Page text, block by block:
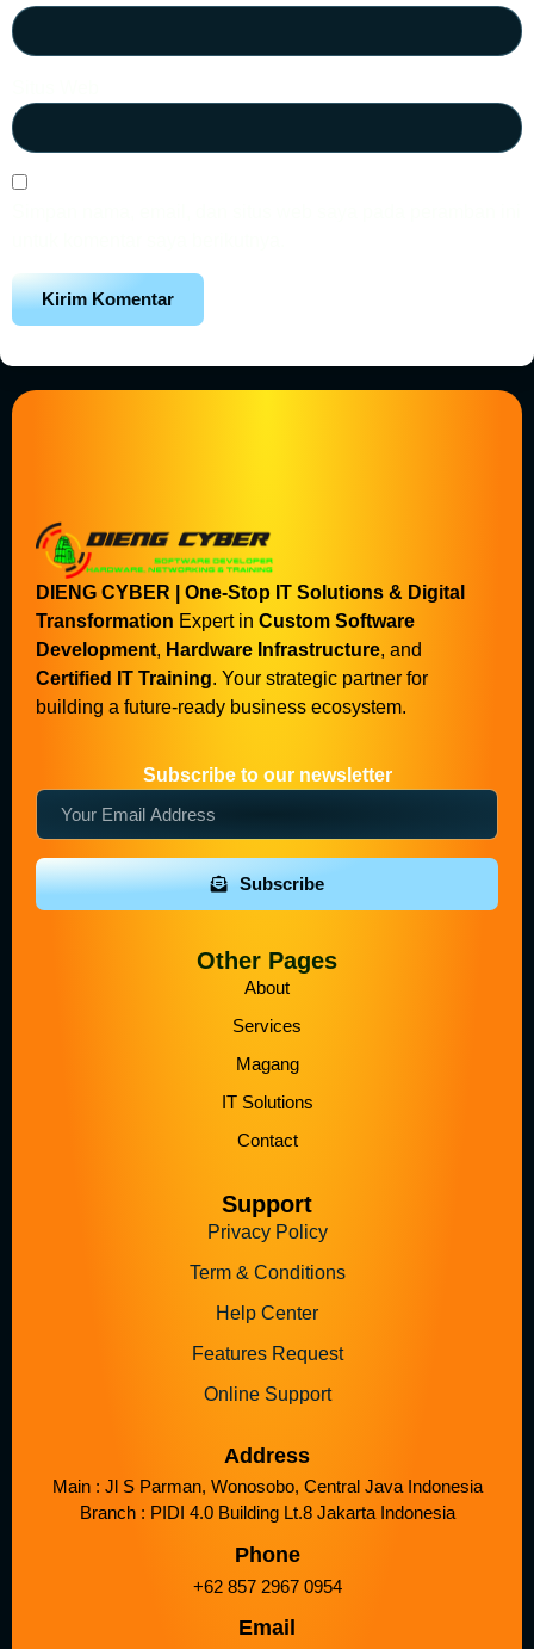
DIENG CYBER | One-Stop IT Solutions & Digital
Transformation Expert in Custom Software
Development, Hardware Infrastructure, and
Certified IT Training. Your strategic partner for
building a future-ready business ecosystem.
Subscribe to our newsletter
Subscribe
Other Pages
About
Services
Magang
IT Solutions
Contact
Support
Privacy Policy
Term & Conditions
Help Center
Features Request
Online Support
Address
Main : Jl S Parman, Wonosobo, Central Java Indonesia
Branch : PIDI 4.0 Building Lt.8 Jakarta Indonesia
Phone
+62 857 2967 0954
Email